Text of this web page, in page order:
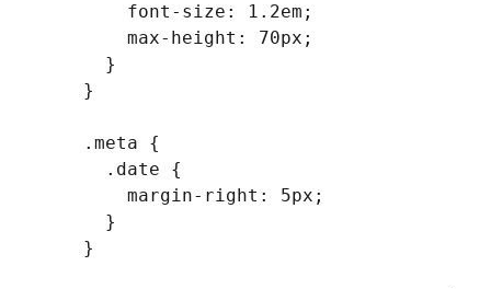
font-size : 1.2em ;
max-height : 70px ;
}
}
.meta
{
.date
{
margin-right : 5px ;
}
}